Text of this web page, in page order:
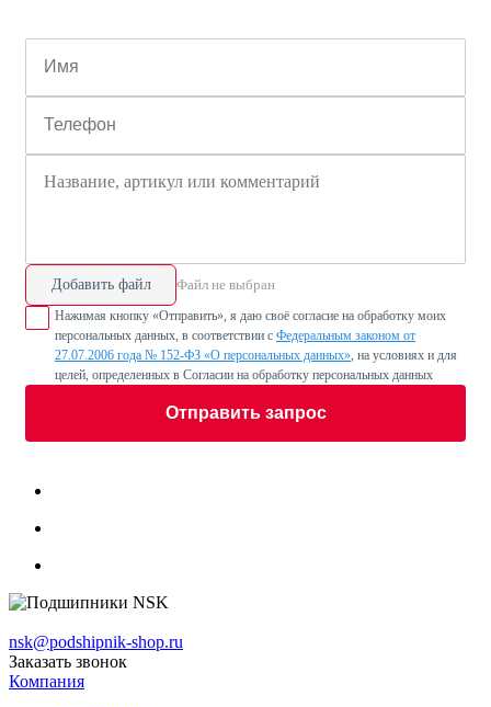
Добавить файл Файл не выбран
Нажимая кнопку «Отправить», я даю своё согласие на обработку моих
персональных данных, в соответствии с Федеральным законом от
27.07.2006 года № 152-ФЗ «О персональных данных», на условиях и для
целей, определенных в Согласии на обработку персональных данных
Отправить запрос
nsk@podshipnik-shop.ru
Заказать звонок
Компания